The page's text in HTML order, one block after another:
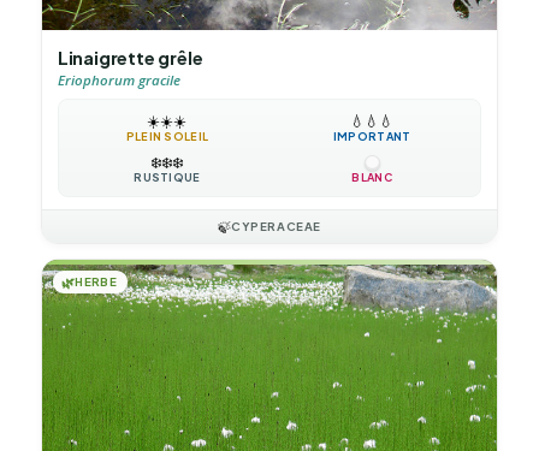
Linaigrette grêle
Eriophorum gracile
☀️☀️☀️
PLEIN SOLEIL
💧 💧 💧
IMPORTANT
❄️❄️❄️
RUSTIQUE BLANC
🍃CYPERACEAE
🌿HERBE